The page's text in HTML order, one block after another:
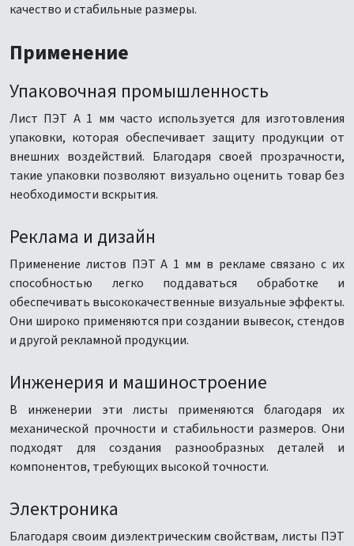
качество и стабильные размеры.
Применение
Упаковочная промышленность
Лист ПЭТ А 1 мм часто используется для изготовления
упаковки, которая обеспечивает защиту продукции от
внешних воздействий. Благодаря своей прозрачности,
такие упаковки позволяют визуально оценить товар без
необходимости вскрытия.
Реклама и дизайн
Применение листов ПЭТ А 1 мм в рекламе связано с их
способностью легко поддаваться обработке и
обеспечивать высококачественные визуальные эффекты.
Они широко применяются при создании вывесок, стендов
и другой рекламной продукции.
Инженерия и машиностроение
В инженерии эти листы применяются благодаря их
механической прочности и стабильности размеров. Они
подходят для создания разнообразных деталей и
компонентов, требующих высокой точности.
Электроника
Благодаря своим диэлектрическим свойствам, листы ПЭТ